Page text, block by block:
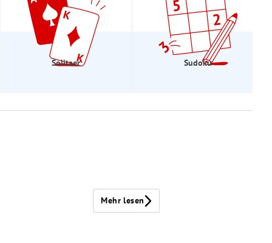
Solitaer Sudoku
Mehr lesen